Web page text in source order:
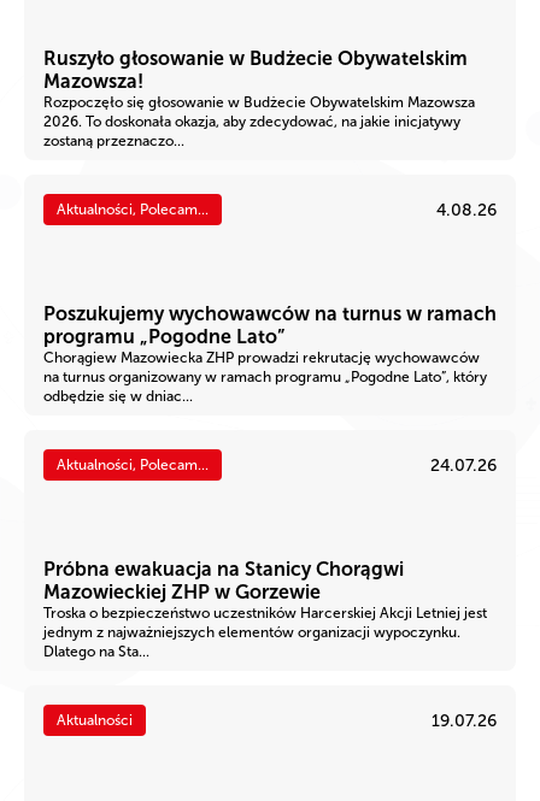
Ruszyło głosowanie w Budżecie Obywatelskim
Mazowsza!
Rozpoczęło się głosowanie w Budżecie Obywatelskim Mazowsza
2026. To doskonała okazja, aby zdecydować, na jakie inicjatywy
zostaną przeznaczo...
Aktualności, Polecam... 4.08.26
Poszukujemy wychowawców na turnus w ramach
programu „Pogodne Lato”
Chorągiew Mazowiecka ZHP prowadzi rekrutację wychowawców
na turnus organizowany w ramach programu „Pogodne Lato”, który
odbędzie się w dniac...
Aktualności, Polecam... 24.07.26
Próbna ewakuacja na Stanicy Chorągwi
Mazowieckiej ZHP w Gorzewie
Troska o bezpieczeństwo uczestników Harcerskiej Akcji Letniej jest
jednym z najważniejszych elementów organizacji wypoczynku.
Dlatego na Sta...
Aktualności 19.07.26